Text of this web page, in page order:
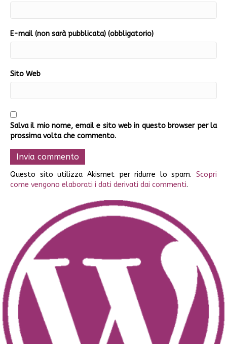
E-mail (non sarà pubblicata) (obbligatorio)
Sito Web
Salva il mio nome, email e sito web in questo browser per la
prossima volta che commento.
Questo sito utilizza Akismet per ridurre lo spam. Scopri
come vengono elaborati i dati derivati dai commenti.